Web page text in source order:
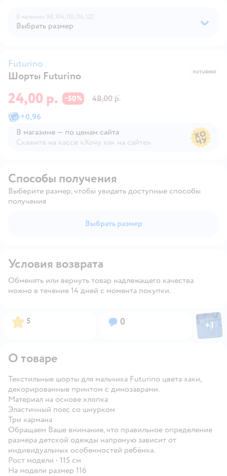
В наличии 98, 104, 110, 116, 122
Выбрать размер
Futurino
Шорты Futurino
24,00 р. −50%
48,00 р.
+0,96
В магазине — по ценам сайта
Скажите на кассе «Хочу как на сайте»
Способы получения
Выберите размер, чтобы увидеть доступные способы
получения
Выбрать размер
Условия возврата
Обменять или вернуть товар надлежащего качества
можно в течение 14 дней с момента покупки.
Рейтинг:
5 Вопросов:
0 Фото
+1
О товаре
Текстильные шорты для мальчика Futurino цвета хаки,
декорированные принтом с динозаврами.
Материал на основе хлопка
Эластичный пояс со шнурком
Три кармана
Обращаем Ваше внимание, что правильное определение
размера детской одежды напрямую зависит от
индивидуальных особенностей ребёнка.
Рост модели - 115 см
На модели размер 116